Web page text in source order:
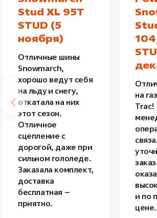
Stud XL 95T
STUD (5
ноября)
Отличные шины
Snowmarch,
хорошо ведут себя
на льду и снегу,
откатала на них
этот сезон.
Отличное
сцепление с
дорогой, даже при
сильном гололеде.
Заказала комплект,
доставка
бесплатная –
приятно.
на
Trac!
и по
цене.